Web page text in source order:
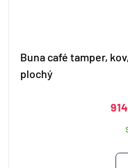
Buna café tamper,
plochý